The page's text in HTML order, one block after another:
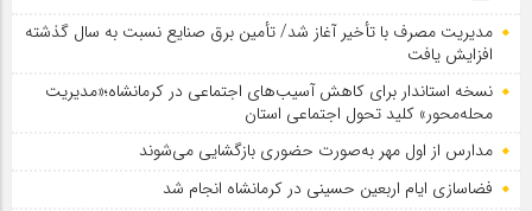
مدیریت مصرف با تأخیر آغاز شد/ تأمین برق صنایع نسبت به سال گذشته
افزایش یافت
نسخه استاندار برای کاهش آسیب‌های اجتماعی در کرمانشاه؛«مدیریت
محله‌محور» کلید تحول اجتماعی استان
مدارس از اول مهر به‌صورت حضوری بازگشایی می‌شوند
فضاسازی ایام اربعین حسینی در کرمانشاه انجام شد